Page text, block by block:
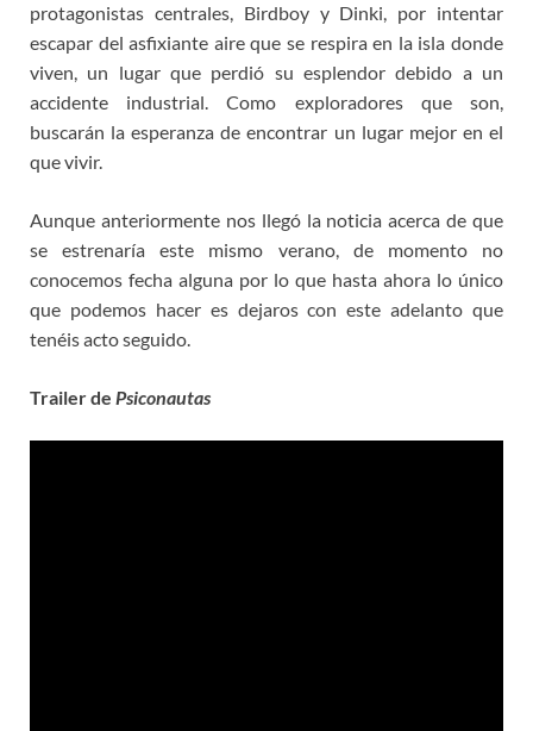
protagonistas centrales, Birdboy y Dinki, por intentar
escapar del asfixiante aire que se respira en la isla donde
viven, un lugar que perdió su esplendor debido a un
accidente industrial. Como exploradores que son,
buscarán la esperanza de encontrar un lugar mejor en el
que vivir.
Aunque anteriormente nos llegó la noticia acerca de que
se estrenaría este mismo verano, de momento no
conocemos fecha alguna por lo que hasta ahora lo único
que podemos hacer es dejaros con este adelanto que
tenéis acto seguido.
Trailer de Psiconautas